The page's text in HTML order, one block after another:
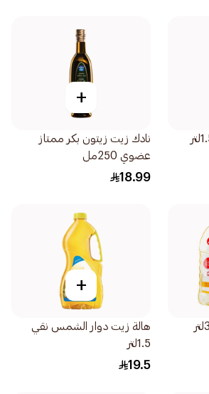
+
نادك زيت زيتون بكر ممتاز
عضوي 250مل
18.99
+
هالة زيت دوار الشمس نقي
1.5لتر
19.5